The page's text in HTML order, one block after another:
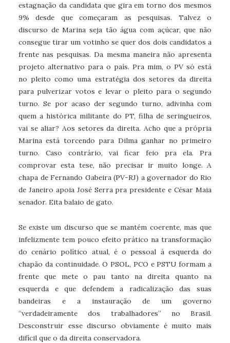
estagnação da candidata que gira em torno dos mesmos
9% desde que começaram as pesquisas. Talvez o
discurso de Marina seja tão água com açúcar, que não
consegue tirar um votinho se quer dos dois candidatos a
frente nas pesquisas. Da mesma maneira não apresenta
projeto alternativo para o país. Pra mim, o PV só está
no pleito como uma estratégia dos setores da direita
para pulverizar votos e levar o pleito para o segundo
turno. Se por acaso der segundo turno, adivinha com
quem a histórica militante do PT, filha de seringueiros,
vai se aliar? Aos setores da direita. Acho que a própria
Marina está torcendo para Dilma ganhar no primeiro
turno. Caso contrário, vai ficar feio pra ela. Pra
comprovar esta tese, não precisar ir muito longe. A
chapa de Fernando Gabeira (PV-RJ) a governador do Rio
de Janeiro apoia José Serra pra presidente e César Maia
senador. Eita balaio de gato.
Se existe um discurso que se mantém coerente, mas que
infelizmente tem pouco efeito prático na transformação
do cenário político atual, é o pessoal à esquerda do
chapão da continuidade. O PSOL, PCO e PSTU formam a
frente que mete o pau tanto na direita quanto na
esquerda e que defendem a radicalização das suas
bandeiras e a instauração de um governo
“verdadeiramente dos trabalhadores” no Brasil.
Desconstruir esse discurso obviamente é muito mais
difícil que o da direita conservadora.